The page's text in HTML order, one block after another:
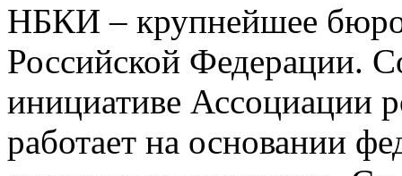
НБКИ – крупнейшее
Российской Федерации.
инициативе Ассоциации
работает на основании